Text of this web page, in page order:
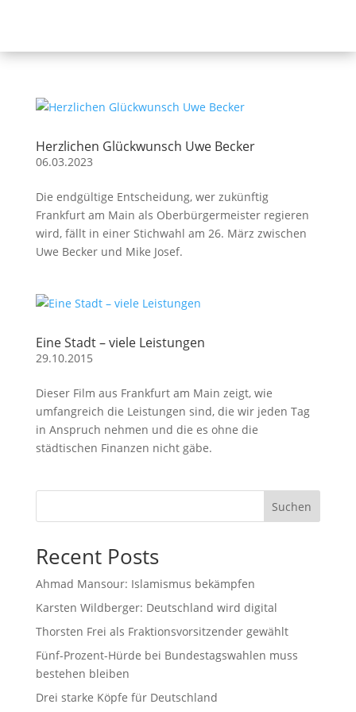
Herzlichen Glückwunsch Uwe Becker
06.03.2023
Die endgültige Entscheidung, wer zukünftig
Frankfurt am Main als Oberbürgermeister regieren
wird, fällt in einer Stichwahl am 26. März zwischen
Uwe Becker und Mike Josef.
Eine Stadt – viele Leistungen
29.10.2015
Dieser Film aus Frankfurt am Main zeigt, wie
umfangreich die Leistungen sind, die wir jeden Tag
in Anspruch nehmen und die es ohne die
städtischen Finanzen nicht gäbe.
Suchen
Recent Posts
Ahmad Mansour: Islamismus bekämpfen
Karsten Wildberger: Deutschland wird digital
Thorsten Frei als Fraktionsvorsitzender gewählt
Fünf-Prozent-Hürde bei Bundestagswahlen muss
bestehen bleiben
Drei starke Köpfe für Deutschland